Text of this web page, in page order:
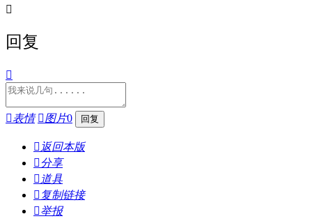

回复

表情 图片0
 返回本版
分享
 道具
 复制链接
举报